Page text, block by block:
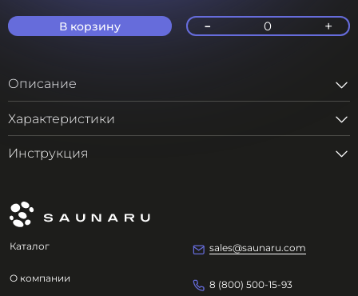
В корзину - 0 +
Описание
Характеристики
Инструкция
Каталог
О компании
sales@saunaru.com
8 (800) 500-15-93